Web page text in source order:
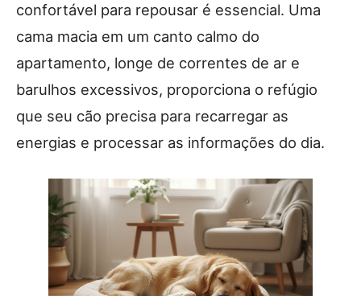
confortável para repousar é essencial. Uma
cama macia em um canto calmo do
apartamento, longe de correntes de ar e
barulhos excessivos, proporciona o refúgio
que seu cão precisa para recarregar as
energias e processar as informações do dia.